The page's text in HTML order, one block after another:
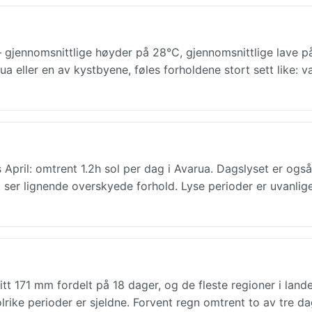
høyder på 28°C, gjennomsnittlige lave
eller en av kystbyene, føles forholdene stort sett like:
omtrent 1.2h sol per dag i Avarua. Dagslyset er
lignende overskyede forhold. Lyse perioder er
171 mm fordelt på 18 dager, og de fleste regioner i
perioder er sjeldne. Forvent regn omtrent to av tre